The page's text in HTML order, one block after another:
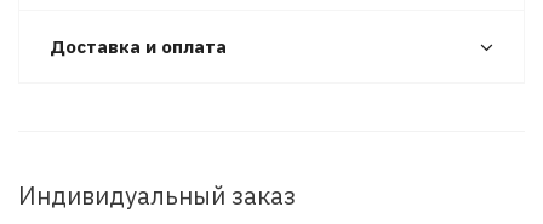
Доставка и оплата
Индивидуальный заказ